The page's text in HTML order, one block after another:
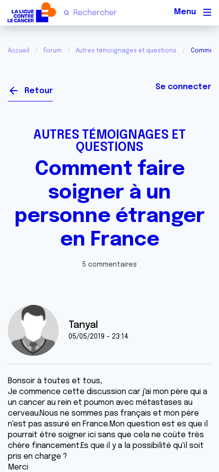
Accueil Forum Autres témoignages et questions
Retour Se connecter
AUTRES TÉMOIGNAGES ET
QUESTIONS
Comment faire
soigner à un
personne étranger
en France
5 commentaires
TanyaI
05/05/2019 - 23:14
Bonsoir à toutes et tous,
Je commence cette discussion car j'ai mon père qui a
un cancer au rein et poumon avec métastases au
cerveau.Nous ne sommes pas français et mon père
n'est pas assuré en France.Mon question est es que il
pourrait être soigner ici sans que cela ne coûte très
chère financement.Es que il y a la possibilité qu'il soit
pris en charge ?
Merci